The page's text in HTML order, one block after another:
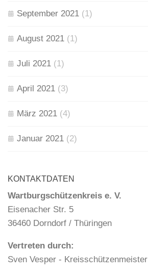
September 2021 (1)
August 2021 (1)
Juli 2021 (1)
April 2021 (3)
März 2021 (4)
Januar 2021 (2)
KONTAKTDATEN
Wartburgschützenkreis e. V.
Eisenacher Str. 5
36460 Dorndorf / Thüringen
Vertreten durch:
Sven Vesper - Kreisschützenmeister